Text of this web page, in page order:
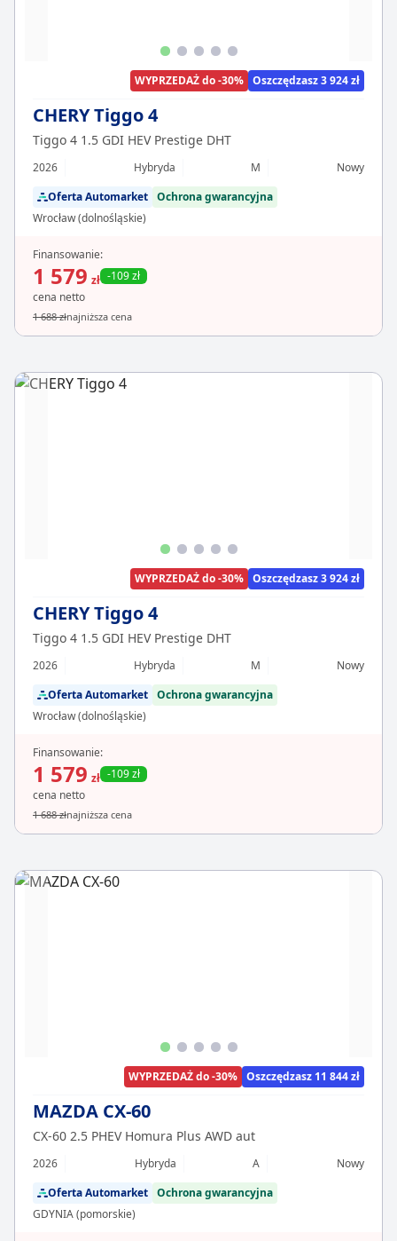
WYPRZEDAŻ do -30% Oszczędzasz 3 924 zł
CHERY Tiggo 4
Tiggo 4 1.5 GDI HEV Prestige DHT
2026 Hybryda M
Nowy
Oferta Automarket Ochrona gwarancyjna
Wrocław (dolnośląskie)
Finansowanie:
1 579 zł -109 zł
cena netto
1 688 złnajniższa cena
WYPRZEDAŻ do -30% Oszczędzasz 3 924 zł
CHERY Tiggo 4
Tiggo 4 1.5 GDI HEV Prestige DHT
2026 Hybryda M
Nowy
Oferta Automarket Ochrona gwarancyjna
Wrocław (dolnośląskie)
Finansowanie:
1 579 zł -109 zł
cena netto
1 688 złnajniższa cena
WYPRZEDAŻ do -30% Oszczędzasz 11 844 zł
MAZDA CX-60
CX-60 2.5 PHEV Homura Plus AWD aut
2026 Hybryda A
Nowy
Oferta Automarket Ochrona gwarancyjna
GDYNIA (pomorskie)